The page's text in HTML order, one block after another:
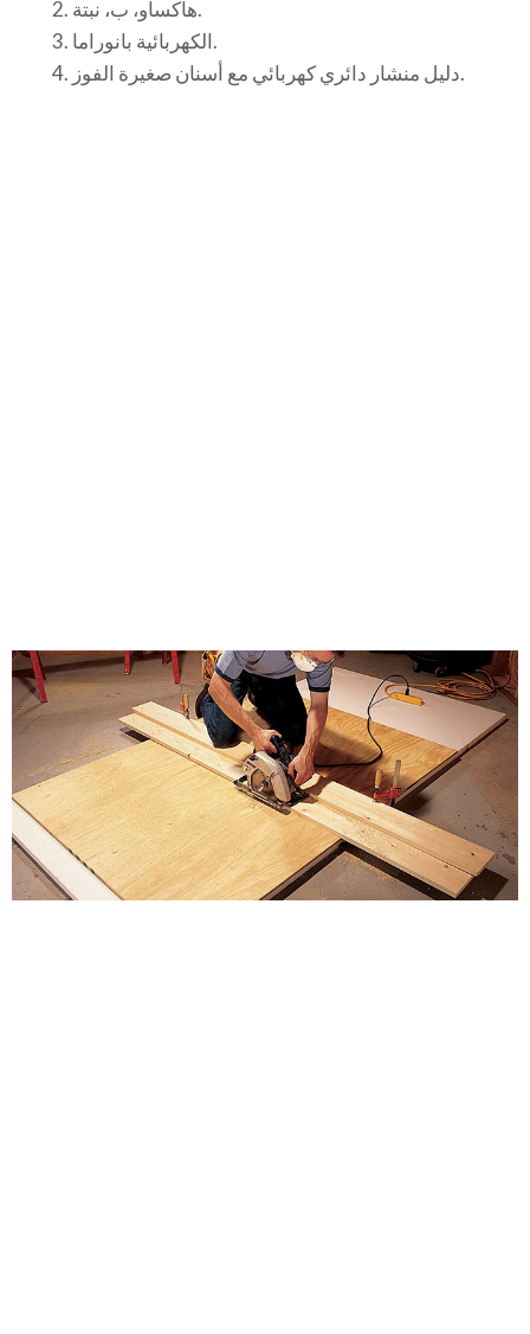
هاكساو، ب، نبتة.
الكهربائية بانوراما.
دليل منشار دائري كهربائي مع أسنان صغيرة الفوز.